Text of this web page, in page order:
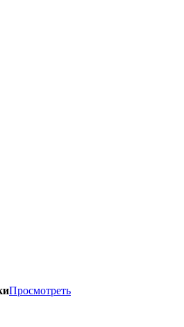
Просмотреть